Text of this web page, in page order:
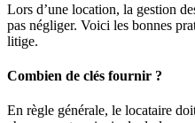
Lors d’une location, la gestion
pas négliger. Voici les bonnes
litige.
Combien de clés fournir ?
En règle générale, le locataire